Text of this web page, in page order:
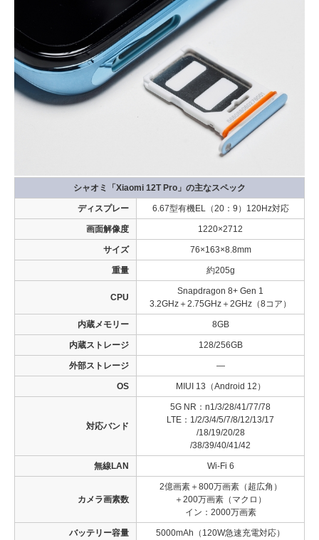
シャオミ「Xiaomi 12T Pro」の主なスペック
ディスプレー 6.67型有機EL（20：9）120Hz対応
画面解像度 1220×2712
サイズ 76×163×8.8mm
重量 約205g
CPU
Snapdragon 8+ Gen 1
3.2GHz＋2.75GHz＋2GHz（8コア）
内蔵メモリー 8GB
内蔵ストレージ 128/256GB
外部ストレージ ―
OS MIUI 13（Android 12）
対応バンド
5G NR：n1/3/28/41/77/78
LTE：1/2/3/4/5/7/8/12/13/17
/18/19/20/28
/38/39/40/41/42
無線LAN Wi-Fi 6
カメラ画素数
2億画素＋800万画素（超広角）
＋200万画素（マクロ）
イン：2000万画素
バッテリー容量 5000mAh（120W急速充電対応）